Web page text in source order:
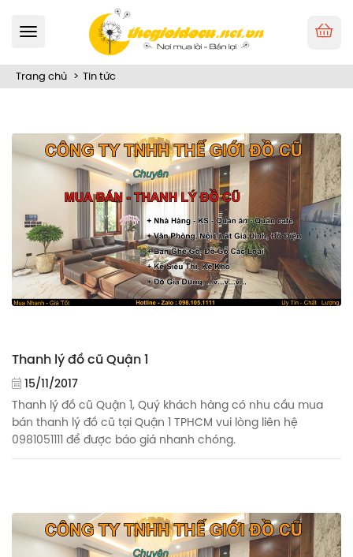
Toggle
Trang chủ Tin tức
Thanh lý đồ cũ Quận 1
15/11/2017
Thanh lý đồ cũ Quận 1, Quý khách hàng có nhu cầu mua
bán thanh lý đồ cũ tại Quận 1 TPHCM vui lòng liên hệ
0981051111 để được báo giá nhanh chóng.